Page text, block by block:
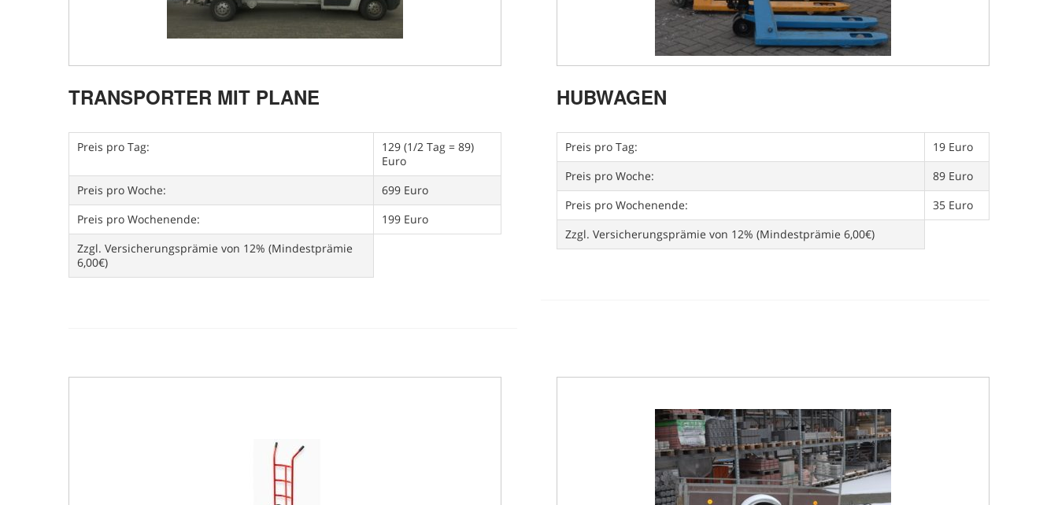
TRANSPORTER MIT PLANE
Preis pro Tag:
129 (1/2 Tag = 89)
Euro
Preis pro Woche:
699 Euro
Preis pro Wochenende:
199 Euro
Zzgl. Versicherungsprämie von 12% (Mindestprämie
6,00€)
HUBWAGEN
Preis pro Tag:
19 Euro
Preis pro Woche:
89 Euro
Preis pro Wochenende:
35 Euro
Zzgl. Versicherungsprämie von 12% (Mindestprämie 6,00€)